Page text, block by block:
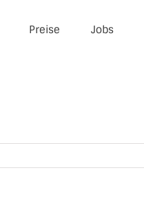
Preise Jobs